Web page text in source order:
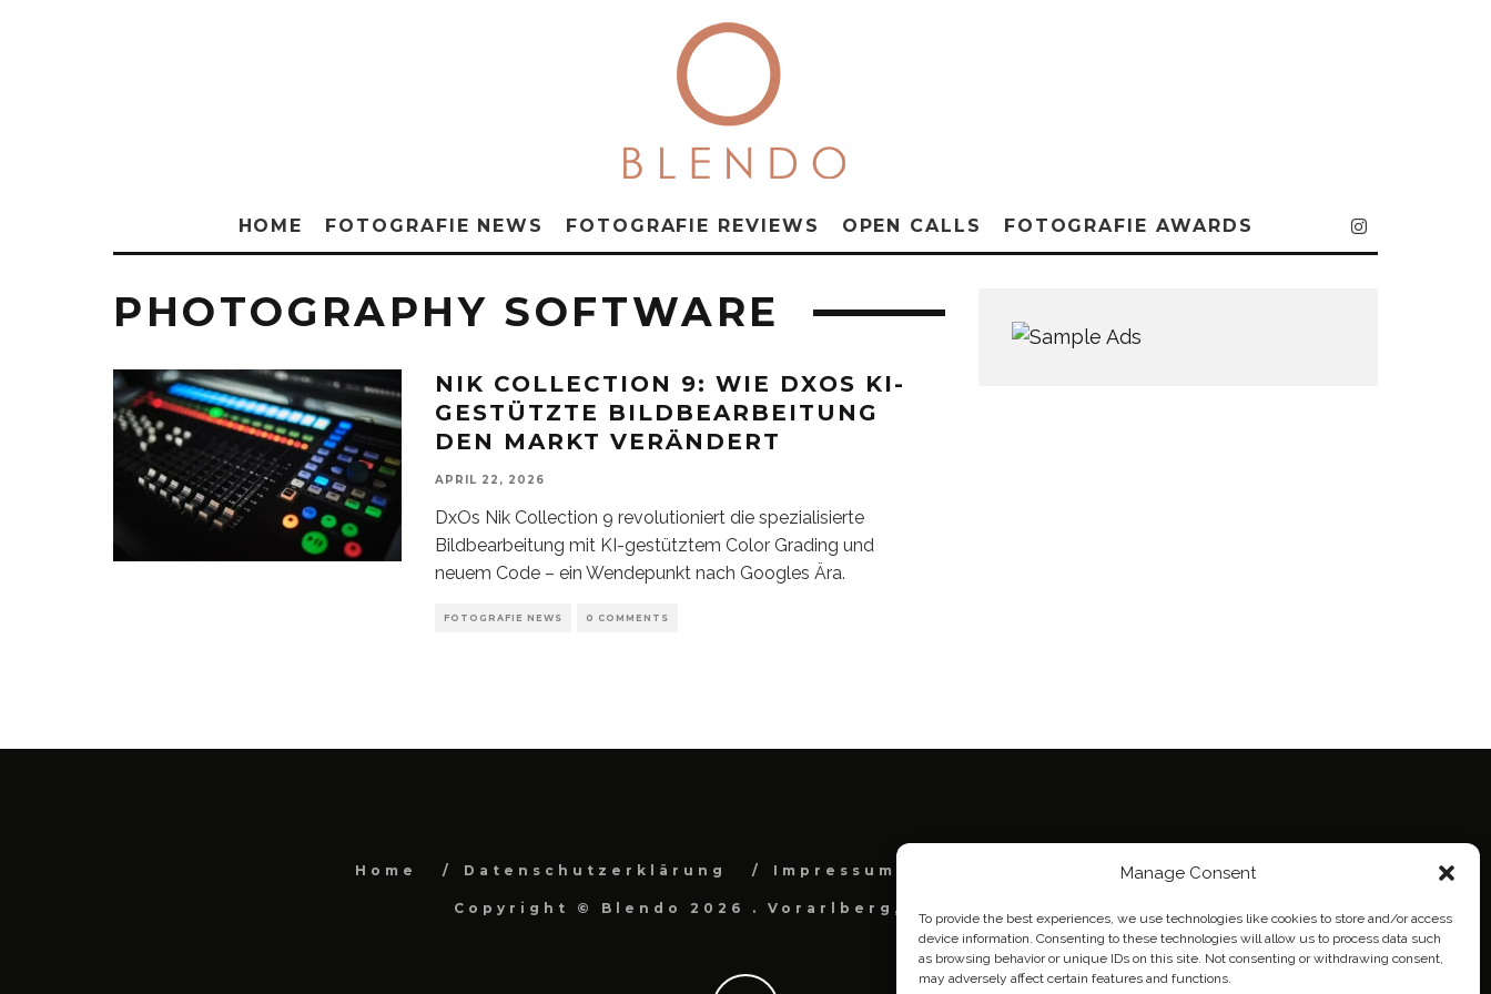
Manage Consent
To provide the best experiences, we use technologies like cookies to store and/or access
device information. Consenting to these technologies will allow us to process data such
as browsing behavior or unique IDs on this site. Not consenting or withdrawing consent,
may adversely affect certain features and functions.
HOME FOTOGRAFIE NEWS FOTOGRAFIE REVIEWS OPEN CALLS FOTOGRAFIE AWARDS
PHOTOGRAPHY SOFTWARE
NIK COLLECTION 9: WIE DXOS KI-
GESTÜTZTE BILDBEARBEITUNG
DEN MARKT VERÄNDERT
APRIL 22, 2026
DxOs Nik Collection 9 revolutioniert die spezialisierte
Bildbearbeitung mit KI-gestütztem Color Grading und
neuem Code – ein Wendepunkt nach Googles Ära.
FOTOGRAFIE NEWS 0 COMMENTS
Home Datenschutzerklärung Impressum Cookie Policy (EU)
Copyright © Blendo 2026 . Vorarlberg, Österreich